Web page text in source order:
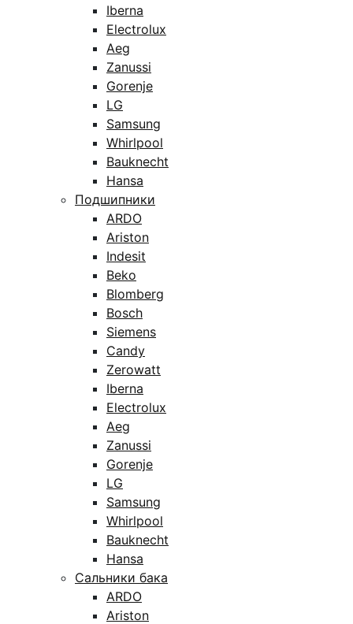
Iberna
Electrolux
Aeg
Zanussi
Gorenje
LG
Samsung
Whirlpool
Bauknecht
Hansa
Подшипники
ARDO
Ariston
Indesit
Beko
Blomberg
Bosch
Siemens
Candy
Zerowatt
Iberna
Electrolux
Aeg
Zanussi
Gorenje
LG
Samsung
Whirlpool
Bauknecht
Hansa
Сальники бака
ARDO
Ariston